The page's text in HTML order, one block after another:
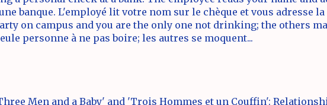
banque. L'employé lit votre nom sur le chèque et vous adresse la
on campus and you are the only one not drinking; the others
personne à ne pas boire; les autres se moquent...
Men and a Baby' and 'Trois Hommes et un Couffin':